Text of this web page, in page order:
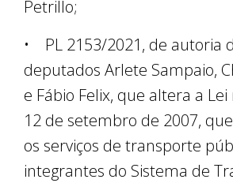
Petrillo;
• PL 2153/2021, de autoria
deputados Arlete Sampaio,
e Fábio Felix, que altera a Lei
12 de setembro de 2007,
os serviços de transporte
integrantes do Sistema de